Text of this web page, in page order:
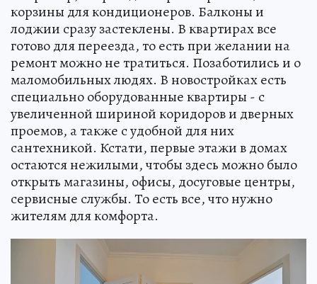
корзины для кондиционеров. Балконы и
лоджии сразу застеклены. В квартирах все
готово для переезда, то есть при желании на
ремонт можно не тратиться. Позаботились и о
маломобильных людях. В новостройках есть
специально оборудованные квартиры - с
увеличенной шириной коридоров и дверных
проемов, а также с удобной для них
сантехникой. Кстати, первые этажи в домах
остаются нежилыми, чтобы здесь можно было
открыть магазины, офисы, досуговые центры,
сервисные службы. То есть все, что нужно
жителям для комфорта.